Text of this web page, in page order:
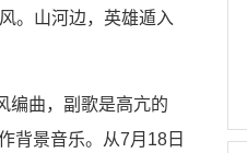
。山河边，英雄遁入
编曲，副歌是高亢的
背景音乐。从7月18日